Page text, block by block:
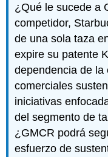
¿Qué le sucede a
competidor,
de una sola taza
expire su patente
dependencia de
comerciales
iniciativas
del segmento de
¿GMCR podrá
esfuerzo de